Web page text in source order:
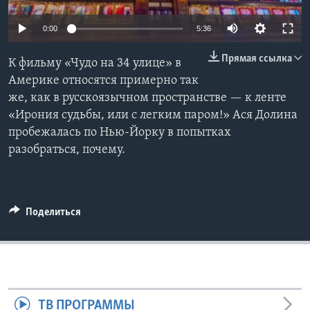
Learning English
СОЦИАЛЬНЫЕ СЕТИ
Языки
0:00 5:36
Прямая ссылка
К фильму «Чудо на 34 улице» в
Америке относятся примерно так
же, как в русскоязычном пространстве — к ленте
«Ирония судьбы, или с легким паром!» Ася Долина
пробежалась по Нью-Йорку в попытках
разобраться, почему.
Поделиться
ТВ ПРОГРАММЫ